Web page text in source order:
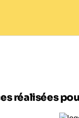
réalisées